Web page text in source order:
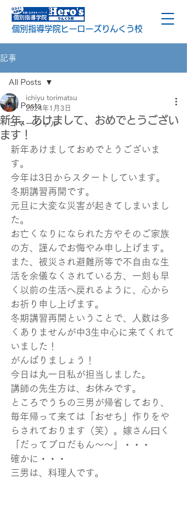
個別指導学院ヒーローズりんくう校
記事
All Posts
コマーシャル
All Posts
新年、あけまして、おめでとうござい
ます！
ichiyu torimatsu
2024年1月3日
新年あけましておめでとうございま
す。
今年は3日からスタートしています。
冬期講習再開です。
元旦に大変な災害が起きてしまいまし
た。
お亡くなりになられた方やそのご家族
の方、謹んでお悔やみ申し上げます。
また、被災され避難所等で不自由な生
活を余儀なくされている方、一刻も早
く以前の生活へ戻れるように、心から
お祈り申し上げます。
冬期講習再開ということで、人数は多
くありませんが中3生中心に来てくれて
いました！
がんばりましょう！
今日は丸一日私が担当しました。
講師の先生方は、お休みです。
ところでうちの三男が帰省しており、
毎年帰って来ては「おせち」作りをや
らされております（笑）。嫁さん曰く
「だってプロだもん～～」・・・
確かに・・・
三男は、料理人です。